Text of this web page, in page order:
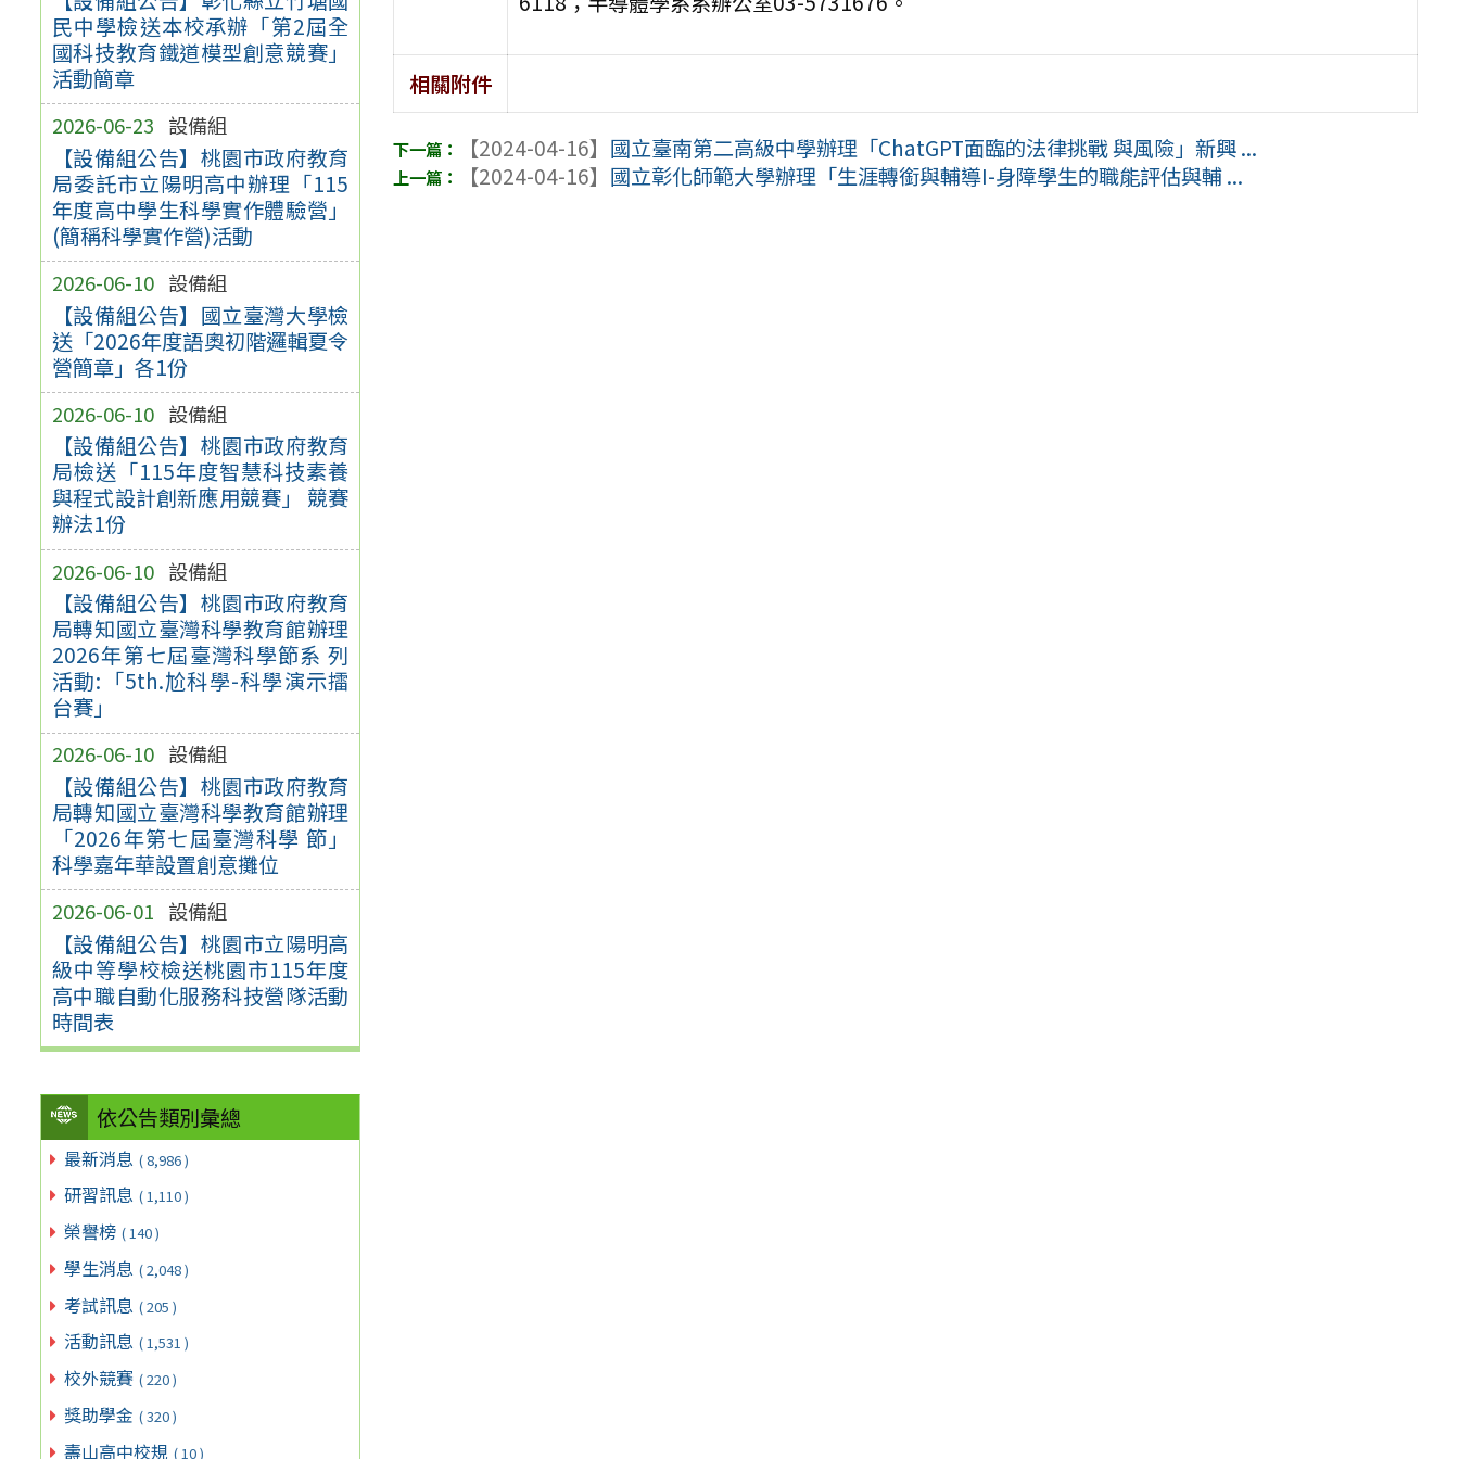
民中學檢送本校承辦「第2屆全
國科技教育鐵道模型創意競賽」
活動簡章
2026-06-23 設備組
【設備組公告】桃園市政府教育
局委託市立陽明高中辦理「115
年度高中學生科學實作體驗營」
(簡稱科學實作營)活動
2026-06-10 設備組
【設備組公告】國立臺灣大學檢
送「2026年度語奧初階邏輯夏令
營簡章」各1份
2026-06-10 設備組
【設備組公告】桃園市政府教育
局檢送「115年度智慧科技素養
與程式設計創新應用競賽」 競賽
辦法1份
2026-06-10 設備組
【設備組公告】桃園市政府教育
局轉知國立臺灣科學教育館辦理
2026年第七屆臺灣科學節系 列
活動:「5th.尬科學-科學演示擂
台賽」
2026-06-10 設備組
【設備組公告】桃園市政府教育
局轉知國立臺灣科學教育館辦理
「2026年第七屆臺灣科學 節」
科學嘉年華設置創意攤位
2026-06-01 設備組
【設備組公告】桃園市立陽明高
級中等學校檢送桃園市115年度
高中職自動化服務科技營隊活動
時間表
依公告類別彙總
最新消息 ( 8,986 )
研習訊息 ( 1,110 )
榮譽榜 ( 140 )
學生消息 ( 2,048 )
考試訊息 ( 205 )
活動訊息 ( 1,531 )
校外競賽 ( 220 )
獎助學金 ( 320 )
壽山高中校規 ( 10 )
相關附件
【2024-04-16】 國立臺南第二高級中學辦理「ChatGPT面臨的法律挑戰 與風險」新興 ...
【2024-04-16】 國立彰化師範大學辦理「生涯轉銜與輔導I-身障學生的職能評估與輔 ...